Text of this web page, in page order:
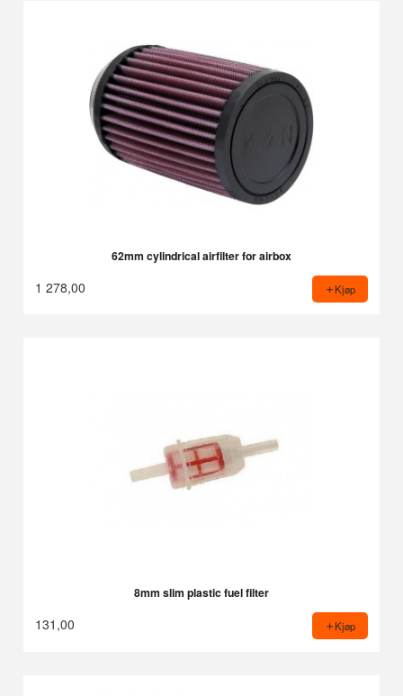
62mm cylindrical airfilter for airbox
1 278,00 Kjøp
8mm slim plastic fuel filter
131,00 Kjøp